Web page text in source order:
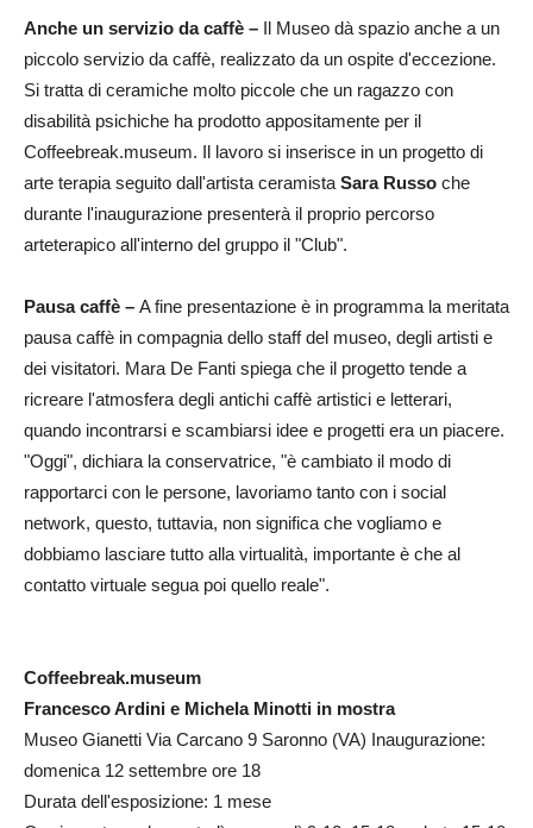
Anche un servizio da caffè – Il Museo dà spazio anche a un
piccolo servizio da caffè, realizzato da un ospite d'eccezione.
Si tratta di ceramiche molto piccole che un ragazzo con
disabilità psichiche ha prodotto appositamente per il
Coffeebreak.museum. Il lavoro si inserisce in un progetto di
arte terapia seguito dall'artista ceramista Sara Russo che
durante l'inaugurazione presenterà il proprio percorso
arteterapico all'interno del gruppo il "Club".
Pausa caffè – A fine presentazione è in programma la meritata
pausa caffè in compagnia dello staff del museo, degli artisti e
dei visitatori. Mara De Fanti spiega che il progetto tende a
ricreare l'atmosfera degli antichi caffè artistici e letterari,
quando incontrarsi e scambiarsi idee e progetti era un piacere.
"Oggi", dichiara la conservatrice, "è cambiato il modo di
rapportarci con le persone, lavoriamo tanto con i social
network, questo, tuttavia, non significa che vogliamo e
dobbiamo lasciare tutto alla virtualità, importante è che al
contatto virtuale segua poi quello reale".
Coffeebreak.museum
Francesco Ardini e Michela Minotti in mostra
Museo Gianetti Via Carcano 9 Saronno (VA) Inaugurazione:
domenica 12 settembre ore 18
Durata dell'esposizione: 1 mese